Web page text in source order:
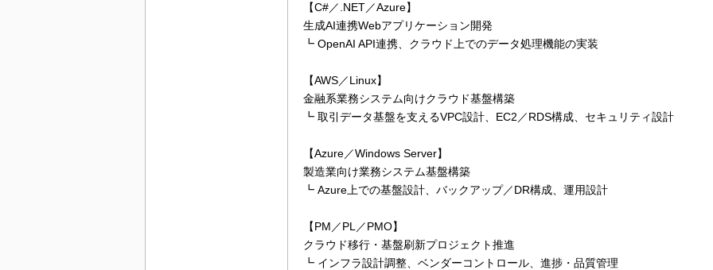
【C#／.NET／Azure】
生成AI連携Webアプリケーション開発
┗ OpenAI API連携、クラウド上でのデータ処理機能の実装
【AWS／Linux】
金融系業務システム向けクラウド基盤構築
┗ 取引データ基盤を支えるVPC設計、EC2／RDS構成、セキュリティ設計
【Azure／Windows Server】
製造業向け業務システム基盤構築
┗ Azure上での基盤設計、バックアップ／DR構成、運用設計
【PM／PL／PMO】
クラウド移行・基盤刷新プロジェクト推進
┗ インフラ設計調整、ベンダーコントロール、進捗・品質管理